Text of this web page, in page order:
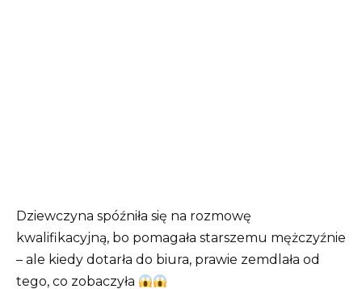
Dziewczyna spóźniła się na rozmowę
kwalifikacyjną, bo pomagała starszemu mężczyźnie
– ale kiedy dotarła do biura, prawie zemdlała od
tego, co zobaczyła